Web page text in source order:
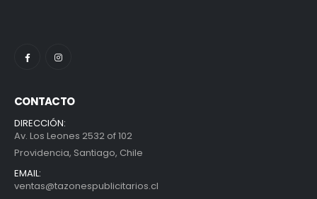
CONTACTO
DIRECCIÓN:
Av. Los Leones 2532 of 102
Providencia, Santiago, Chile
EMAIL:
ventas@tazonespublicitarios.cl